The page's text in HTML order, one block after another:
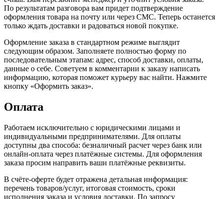
По результатам разговора вам придет подтверждение
оформления товара на почту или через СМС. Теперь останется
только ждать доставки и радоваться новой покупке.
Оформление заказа в стандартном режиме выглядит
следующим образом. Заполняете полностью форму по
последовательным этапам: адрес, способ доставки, оплаты,
данные о себе. Советуем в комментарии к заказу написать
информацию, которая поможет курьеру вас найти. Нажмите
кнопку «Оформить заказ».
Оплата
Работаем исключительно с юридическими лицами и
индивидуальными предпринимателями. Для оплаты
доступны два способа: безналичный расчет через банк или
онлайн-оплата через платёжные системы. Для оформления
заказа просим направить ваши платёжные реквизиты.
В счёте-оферте будет отражена детальная информация:
перечень товаров/услуг, итоговая стоимость, сроки
исполнения заказа и условия доставки. По запросу